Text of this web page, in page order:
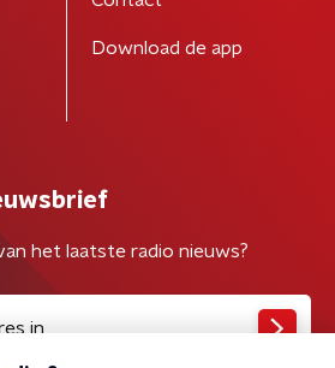
Download de app
het laatste radio nieuws?